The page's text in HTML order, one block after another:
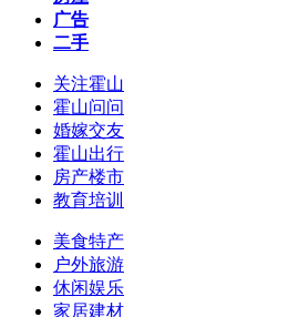
广告
二手
关注霍山
霍山问问
婚嫁交友
霍山出行
房产楼市
教育培训
美食特产
户外旅游
休闲娱乐
家居建材